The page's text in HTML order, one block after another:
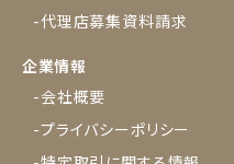
-代理店募集資料請求
企業情報
-会社概要
-プライバシーポリシー